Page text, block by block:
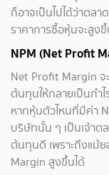
ก็อาจเป็นไปได้ว่าตล
ราคาการซื้อหุ้นจะสูง
NPM (Net Profit
Net Profit Margin จ
ต้นทุนให้กลายเป็นกำไ
หากหุ้นตัวไหนที่มีค่า
บริษัทนั้น ๆ เป็นเจ้าต
ต้นทุนดี เพราะถึงแม้ย
Margin สูงขึ้นได้